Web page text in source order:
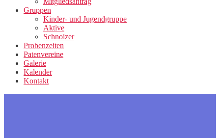
Gruppen
Kinder- und Jugendgruppe
Aktive
Schnoizer
Probenzeiten
Patenvereine
Galerie
Kalender
Kontakt